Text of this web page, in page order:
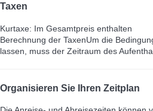
Taxen
Kurtaxe: Im Gesamtpreis enthalten
Berechnung der TaxenUm die
lassen, muss der Zeitraum des
Organisieren Sie Ihren Zeitplan